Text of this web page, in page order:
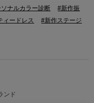
ナルカラー診断
#新作振
ィードレス
#新作ステージ
ンド